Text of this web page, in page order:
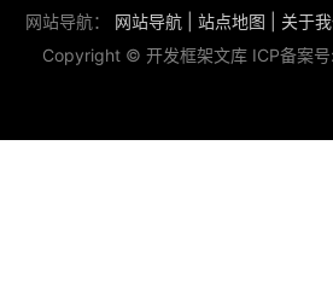
网站导航： 网站导航 站点地图 关于
Copyright © 开发框架文库 ICP备案号: